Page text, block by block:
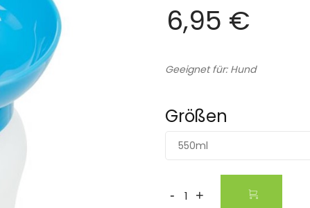
6,95 €
Geeignet für: Hund
Größen
550ml
- +